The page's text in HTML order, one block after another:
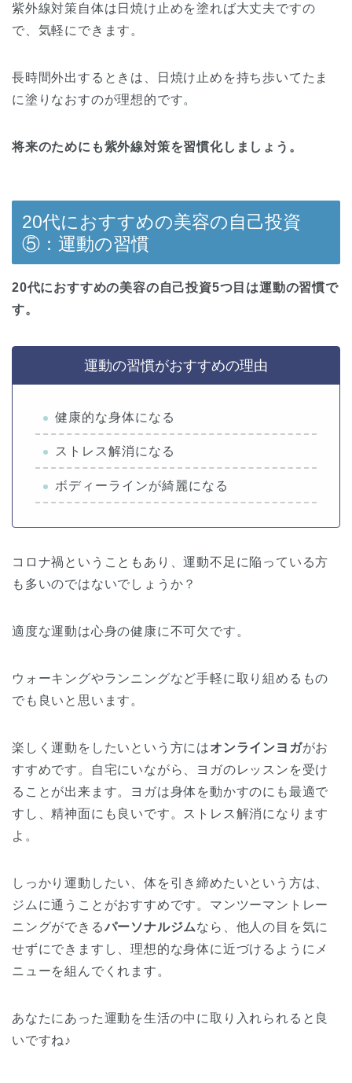
紫外線対策自体は日焼け止めを塗れば大丈夫ですの
で、気軽にできます。
長時間外出するときは、日焼け止めを持ち歩いてたま
に塗りなおすのが理想的です。
将来のためにも紫外線対策を習慣化しましょう。
20代におすすめの美容の自己投資
⑤：運動の習慣
20代におすすめの美容の自己投資5つ目は運動の習慣で
す。
運動の習慣がおすすめの理由
健康的な身体になる
ストレス解消になる
ボディーラインが綺麗になる
コロナ禍ということもあり、運動不足に陥っている方
も多いのではないでしょうか？
適度な運動は心身の健康に不可欠です。
ウォーキングやランニングなど手軽に取り組めるもの
でも良いと思います。
楽しく運動をしたいという方にはオンラインヨガがお
すすめです。自宅にいながら、ヨガのレッスンを受け
ることが出来ます。ヨガは身体を動かすのにも最適で
すし、精神面にも良いです。ストレス解消になります
よ。
しっかり運動したい、体を引き締めたいという方は、
ジムに通うことがおすすめです。マンツーマントレー
ニングができるパーソナルジムなら、他人の目を気に
せずにできますし、理想的な身体に近づけるようにメ
ニューを組んでくれます。
あなたにあった運動を生活の中に取り入れられると良
いですね♪